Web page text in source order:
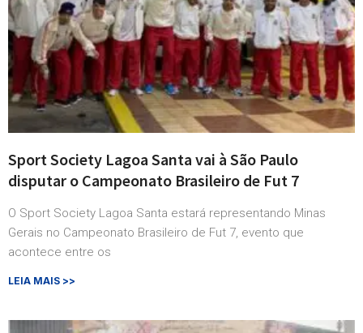
Sport Society Lagoa Santa vai à São Paulo
disputar o Campeonato Brasileiro de Fut 7
O Sport Society Lagoa Santa estará representando Minas
Gerais no Campeonato Brasileiro de Fut 7, evento que
acontece entre os
LEIA MAIS >>